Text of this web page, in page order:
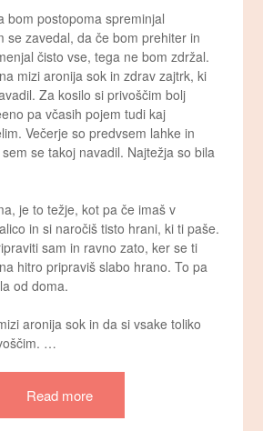
bom postopoma spreminjal
se zavedal, da če bom prehiter in
čisto vse, tega ne bom zdržal.
mizi aronija sok in zdrav zajtrk, ki
Za kosilo si privoščim bolj
pa včasih pojem tudi kaj
Večerje so predvsem lahke in
se takoj navadil. Najtežja so bila
je to težje, kot pa če imaš v
in si naročiš tisto hrani, ki ti paše.
sam in ravno zato, ker se ti
hitro pripraviš slabo hrano. To pa
od doma.
aronija sok in da si vsake toliko
…
Read more